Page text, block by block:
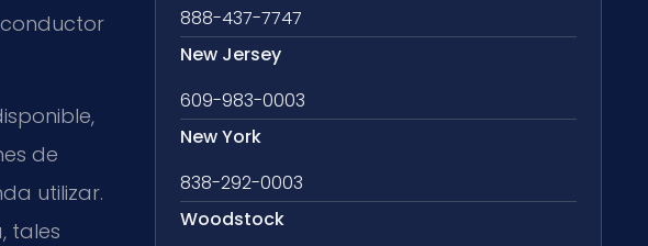
de
utilizar.
tales
888-437-7747
New Jersey
609-983-0003
New York
838-292-0003
Woodstock